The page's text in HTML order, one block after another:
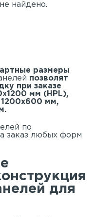
найдено.
размеры
позволят
при заказе
мм (HPL),
мм,
по
заказ любых форм
для